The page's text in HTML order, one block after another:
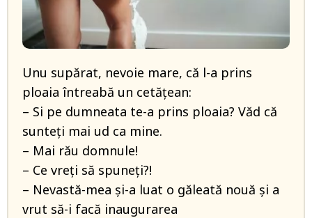
Unu supărat, nevoie mare, că l-a prins
ploaia întreabă un cetățean:
– Si pe dumneata te-a prins ploaia? Văd că
sunteți mai ud ca mine.
– Mai rău domnule!
– Ce vreți să spuneți?!
– Nevastă-mea și-a luat o găleată nouă și a
vrut să-i facă inaugurarea